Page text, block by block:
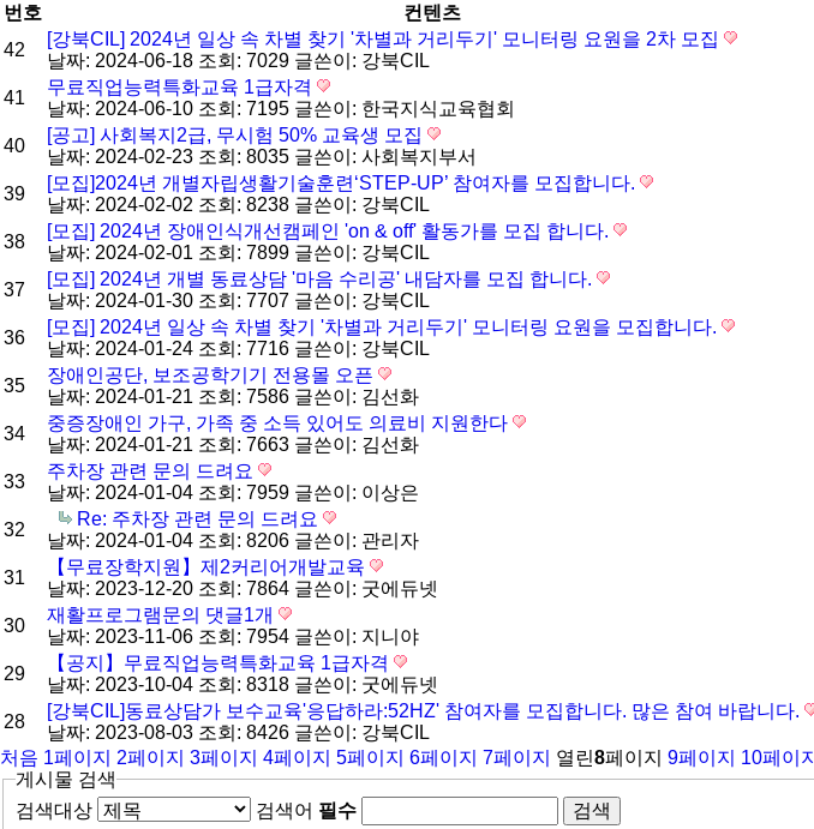
번호
컨텐츠
42
[강북CIL] 2024년 일상 속 차별 찾기 '차별과 거리두기' 모니터링 요원을 2차 모집
날짜: 2024-06-18 조회: 7029 글쓴이: 강북CIL
41
무료직업능력특화교육 1급자격
날짜: 2024-06-10 조회: 7195 글쓴이: 한국지식교육협회
40
[공고] 사회복지2급, 무시험 50% 교육생 모집
날짜: 2024-02-23 조회: 8035 글쓴이: 사회복지부서
39
[모집]2024년 개별자립생활기술훈련‘STEP-UP’ 참여자를 모집합니다.
날짜: 2024-02-02 조회: 8238 글쓴이: 강북CIL
38
[모집] 2024년 장애인식개선캠페인 'on & off' 활동가를 모집 합니다.
날짜: 2024-02-01 조회: 7899 글쓴이: 강북CIL
37
[모집] 2024년 개별 동료상담 '마음 수리공' 내담자를 모집 합니다.
날짜: 2024-01-30 조회: 7707 글쓴이: 강북CIL
36
[모집] 2024년 일상 속 차별 찾기 '차별과 거리두기' 모니터링 요원을 모집합니다.
날짜: 2024-01-24 조회: 7716 글쓴이: 강북CIL
35
장애인공단, 보조공학기기 전용몰 오픈
날짜: 2024-01-21 조회: 7586 글쓴이: 김선화
34
중증장애인 가구, 가족 중 소득 있어도 의료비 지원한다
날짜: 2024-01-21 조회: 7663 글쓴이: 김선화
33
주차장 관련 문의 드려요
날짜: 2024-01-04 조회: 7959 글쓴이: 이상은
32
Re: 주차장 관련 문의 드려요
날짜: 2024-01-04 조회: 8206 글쓴이: 관리자
31
【무료장학지원】제2커리어개발교육
날짜: 2023-12-20 조회: 7864 글쓴이: 굿에듀넷
30
재활프로그램문의 댓글1개
날짜: 2023-11-06 조회: 7954 글쓴이: 지니야
29
【공지】무료직업능력특화교육 1급자격
날짜: 2023-10-04 조회: 8318 글쓴이: 굿에듀넷
28
[강북CIL]동료상담가 보수교육'응답하라:52HZ' 참여자를 모집합니다. 많은 참여 바랍니다.
날짜: 2023-08-03 조회: 8426 글쓴이: 강북CIL
처음 1페이지 2페이지 3페이지 4페이지 5페이지 6페이지 7페이지 열린8페이지 9페이지 10페이지
게시물 검색
검색대상
검색어 필수